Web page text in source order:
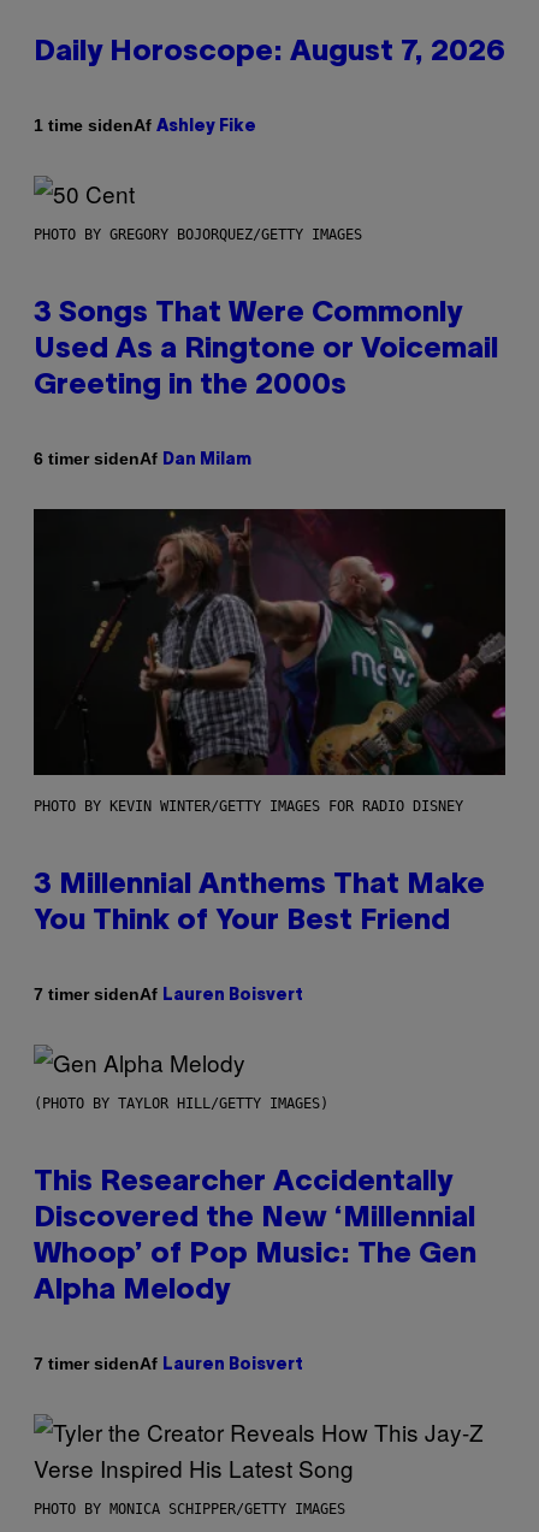
Daily Horoscope: August 7, 2026
1 time sidenAf Ashley Fike
PHOTO BY GREGORY BOJORQUEZ/GETTY IMAGES
3 Songs That Were Commonly
Used As a Ringtone or Voicemail
Greeting in the 2000s
6 timer sidenAf Dan Milam
PHOTO BY KEVIN WINTER/GETTY IMAGES FOR RADIO DISNEY
3 Millennial Anthems That Make
You Think of Your Best Friend
7 timer sidenAf Lauren Boisvert
(PHOTO BY TAYLOR HILL/GETTY IMAGES)
This Researcher Accidentally
Discovered the New ‘Millennial
Whoop’ of Pop Music: The Gen
Alpha Melody
7 timer sidenAf Lauren Boisvert
PHOTO BY MONICA SCHIPPER/GETTY IMAGES